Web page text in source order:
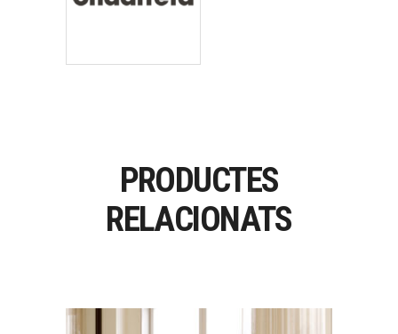
PRODUCTES
RELACIONATS